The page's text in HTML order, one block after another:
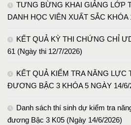
TƯNG BỪNG KHAI GIẢNG LỚP
DANH HỌC VIÊN XUẤT SẮC KHÓA
KẾT QUẢ KỲ THI CHỨNG CHỈ
61 (Ngày thi 12/7/2026)
KẾT QUẢ KIỂM TRA NĂNG LỰC
ĐƯƠNG BẬC 3 KHÓA 5 NGÀY 14/6/
Danh sách thí sinh dự kiểm tra
đương Bậc 3 K05 (Ngày 14/6/2026)